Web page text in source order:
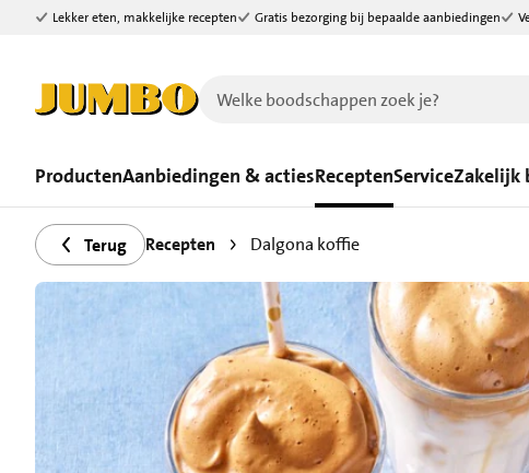
Ga naar zoeken
Ga naar hoofdinhoud
Lekker eten, makkelijke recepten Gratis bezorging bij bepaalde aanbiedingen
ProductenAanbiedingen & actiesReceptenServiceZakelijk
Terug Recepten Dalgona koffie